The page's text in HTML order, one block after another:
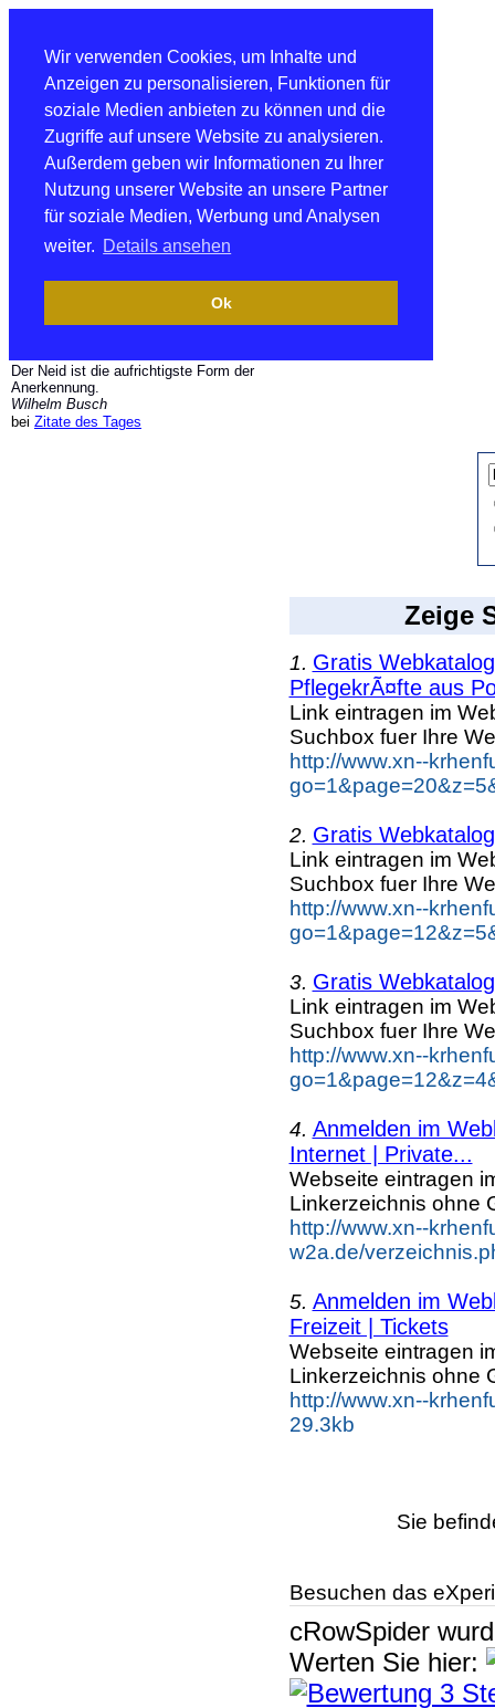
Wir verwenden Cookies, um Inhalte und
Anzeigen zu personalisieren, Funktionen für
soziale Medien anbieten zu können und die
Zugriffe auf unsere Website zu analysieren.
Außerdem geben wir Informationen zu Ihrer
Nutzung unserer Website an unsere Partner
für soziale Medien, Werbung und Analysen
weiter. Details ansehen
Ok
Der Neid ist die aufrichtigste Form der
Anerkennung.
Wilhelm Busch
bei Zitate des Tages
Zeige
1. Gratis
PflegekrÃ¤fte aus
Link eintragen im
Suchbox fuer Ihre
http://www.xn--
2. Gratis
Link eintragen im
Suchbox fuer Ihre
http://www.xn--
3. Gratis
Link eintragen im
Suchbox fuer Ihre
http://www.xn--
4. Anmelden im
Internet | Private...
Webseite eintragen
Linkerzeichnis ohne
http://www.xn--
w2a.de/
5. Anmelden im
Freizeit | Tickets
Webseite eintragen
Linkerzeichnis ohne
http://www.xn--
29.3kb
Sie
Besuchen das
cRowSpider
Werten Sie hier: